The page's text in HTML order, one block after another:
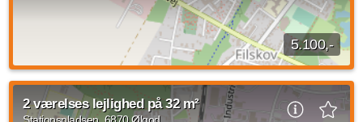
5.100,-
2 værelses lejlighed på Omme Landevej, Grindsted med en
størrelse på 45 kvadratmeter. Huslejen er på 5.100 DKK og
forbrug er på 6.900 DKK. Indskud for...
2 værelses lejlighed på 32 m²